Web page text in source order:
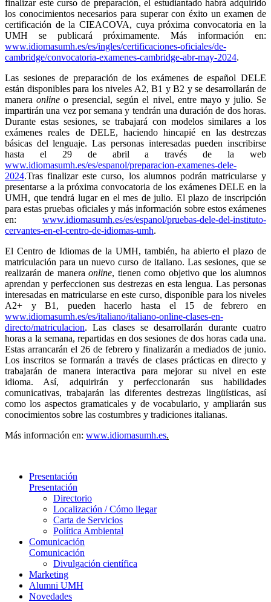
finalizar este curso de preparación, el estudiantado habrá adquirido
los conocimientos necesarios para superar con éxito un examen de
certificación de la CIEACOVA, cuya próxima convocatoria en la
UMH se publicará próximamente. Más información en:
www.idiomasumh.es/es/ingles/certificaciones-oficiales/de-
cambridge/convocatoria-examenes-cambridge-abr-may-2024.
Las sesiones de preparación de los exámenes de español DELE
están disponibles para los niveles A2, B1 y B2 y se desarrollarán de
maneraonline o presencial, según el nivel, entre mayo y julio. Se
impartirán una vez por semana y tendrán una duración de dos horas.
Durante estas sesiones, se trabajará con modelos similares a los
exámenes reales de DELE, haciendo hincapié en las destrezas
básicas del lenguaje. Las personas interesadas pueden inscribirse
hasta el 29 de abril a través de la web
www.idiomasumh.es/es/espanol/preparacion-examenes-dele-
2024.Tras finalizar este curso, los alumnos podrán matricularse y
presentarse a la próxima convocatoria de los exámenes DELE en la
UMH, que tendrá lugar en el mes de julio. El plazo de inscripción
para estas pruebas oficiales y más información sobre estos exámenes
en: www.idiomasumh.es/es/espanol/pruebas-dele-del-instituto-
cervantes-en-el-centro-de-idiomas-umh.
El Centro de Idiomas de la UMH, también, ha abierto el plazo de
matriculación para un nuevo curso de italiano. Las sesiones, que se
realizarán de maneraonline, tienen como objetivo que los alumnos
aprendan y perfeccionen sus destrezas en esta lengua. Las personas
interesadas en matricularse en este curso, disponible para los niveles
A2+ y B1, pueden hacerlo hasta el 15 de febrero en
www.idiomasumh.es/es/italiano/italiano-online-clases-en-
directo/matriculacion. Las clases se desarrollarán durante cuatro
horas a la semana, repartidas en dos sesiones de dos horas cada una.
Estas arrancarán el 26 de febrero y finalizarán a mediados de junio.
Los inscritos se formarán a través de clases prácticas en directo y
trabajarán de manera interactiva para mejorar su nivel en este
idioma. Así, adquirirán y perfeccionarán sus habilidades
comunicativas, trabajarán las diferentes destrezas lingüísticas, así
como los aspectos gramaticales y de vocabulario, y ampliarán sus
conocimientos sobre las costumbres y tradiciones italianas.
Más información en: www.idiomasumh.es.
Presentación
Presentación
Directorio
Localización / Cómo llegar
Carta de Servicios
Política Ambiental
Comunicación
Comunicación
Divulgación científica
Marketing
Alumni UMH
Novedades